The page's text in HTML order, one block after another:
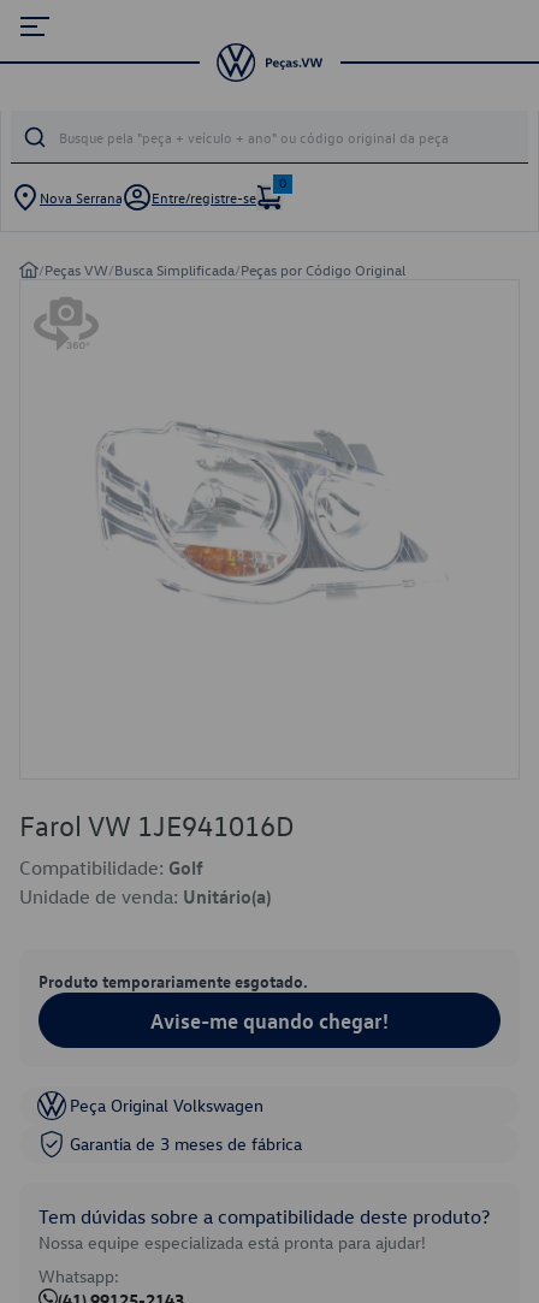
Nova Serrana Entre/registre-se
0
/Peças VW/Busca Simplificada/Peças por Código Original
Farol VW 1JE941016D
Compatibilidade: Golf
Unidade de venda: Unitário(a)
Produto temporariamente esgotado.
Avise-me quando chegar!
Peça Original Volkswagen
Garantia de 3 meses de fábrica
Tem dúvidas sobre a compatibilidade deste produto?
Nossa equipe especializada está pronta para ajudar!
Whatsapp: